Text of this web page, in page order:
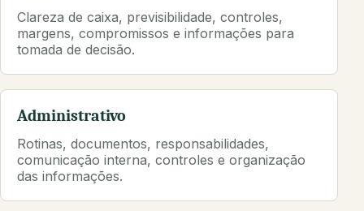
decisões críticas.
Clareza de caixa, previsibilidade, controles,
margens, compromissos e informações para
tomada de decisão.
Administrativo
Rotinas, documentos, responsabilidades,
comunicação interna, controles e organização
das informações.